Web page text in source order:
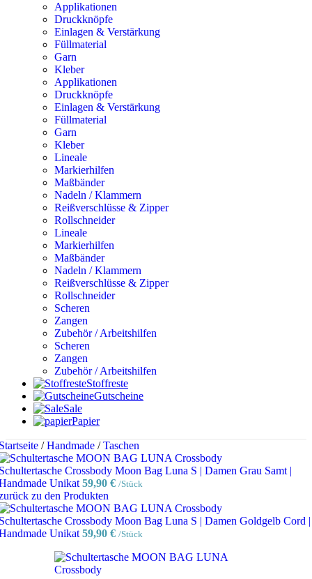
Applikationen
Druckknöpfe
Einlagen & Verstärkung
Füllmaterial
Garn
Kleber
Applikationen
Druckknöpfe
Einlagen & Verstärkung
Füllmaterial
Garn
Kleber
Lineale
Markierhilfen
Maßbänder
Nadeln / Klammern
Reißverschlüsse & Zipper
Rollschneider
Lineale
Markierhilfen
Maßbänder
Nadeln / Klammern
Reißverschlüsse & Zipper
Rollschneider
Scheren
Zangen
Zubehör / Arbeitshilfen
Scheren
Zangen
Zubehör / Arbeitshilfen
Stoffreste
Gutscheine
Sale
Papier
/ Handmade / Taschen
Crossbody Moon Bag Luna S | Damen Grau Samt |
Unikat 59,90 € /Stück
zu den Produkten
Crossbody Moon Bag Luna S | Damen Goldgelb Cord |
Unikat 59,90 € /Stück